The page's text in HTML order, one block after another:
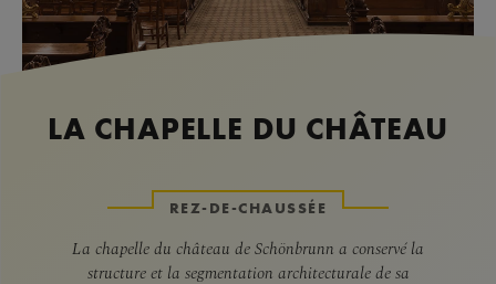
LA CHAPELLE DU CHÂTEAU
REZ-DE-CHAUSSÉE
La chapelle du château de Schönbrunn a conservé la
structure et la segmentation architecturale de sa